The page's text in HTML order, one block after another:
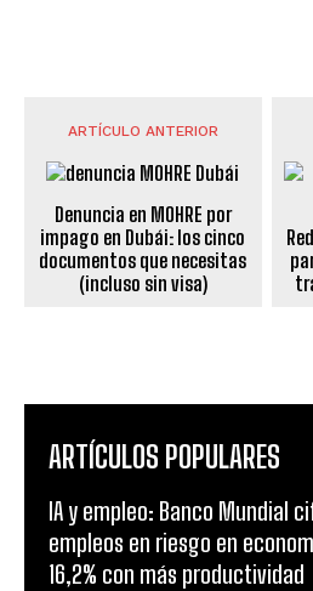
ARTÍCULO ANTERIOR
Denuncia en MOHRE por
impago en Dubái: los cinco
documentos que necesitas
(incluso sin visa)
ARTÍCULOS POPULARES
IA y empleo: Banco Mundial
empleos en riesgo en
16,2% con más productividad